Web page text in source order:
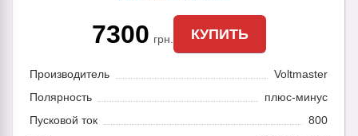
7300 грн. КУПИТЬ
Производитель
Voltmaster
Полярность
плюс-минус
Пусковой ток
800